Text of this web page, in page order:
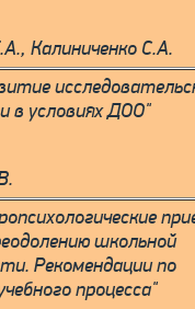
Калиниченко С.А.
в условиях ДОО"
школьной
Рекомендации по
процесса"